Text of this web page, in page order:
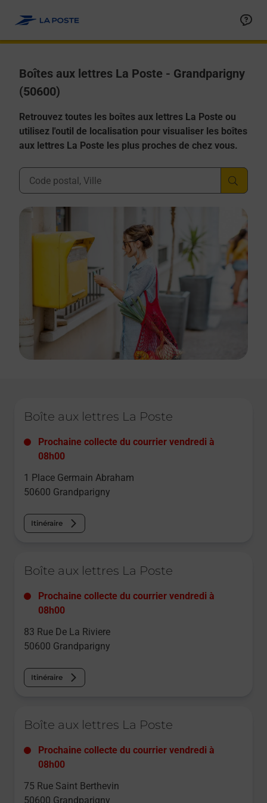
Boîtes aux lettres La Poste - Grandparigny
(50600)
Retrouvez toutes les boîtes aux lettres La Poste ou
utilisez l'outil de localisation pour visualiser les boîtes
aux lettres La Poste les plus proches de chez vous.
Ville, Département, Code Postal
Boîte aux lettres La Poste
Prochaine collecte du courrier vendredi à
08h00
1 Place Germain Abraham
50600 Grandparigny
Itinéraire
Boîte aux lettres La Poste
Prochaine collecte du courrier vendredi à
08h00
83 Rue De La Riviere
50600 Grandparigny
Itinéraire
Boîte aux lettres La Poste
Prochaine collecte du courrier vendredi à
08h00
75 Rue Saint Berthevin
50600 Grandparigny